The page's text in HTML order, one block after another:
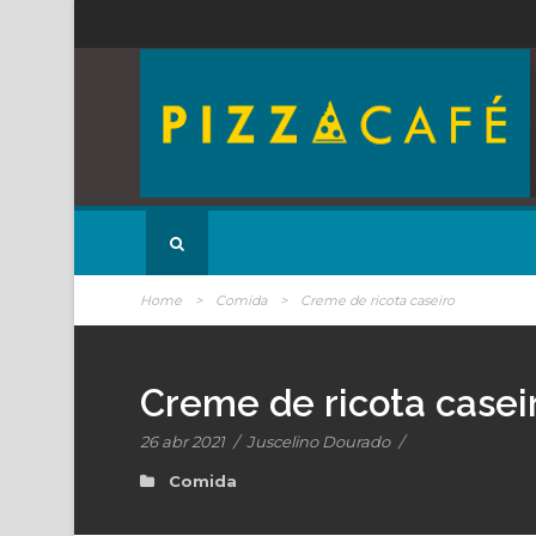
Home > Comida > Creme de ricota caseiro
Creme de ricota
26 abr 2021 / Juscelino Dourado /
Comida